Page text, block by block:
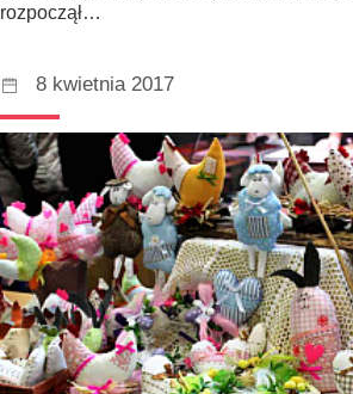
rozpoczął…
8 kwietnia 2017